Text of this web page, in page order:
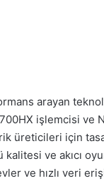
arayan
işlemcisi ve
üreticileri için
ve akıcı
ve hızlı veri